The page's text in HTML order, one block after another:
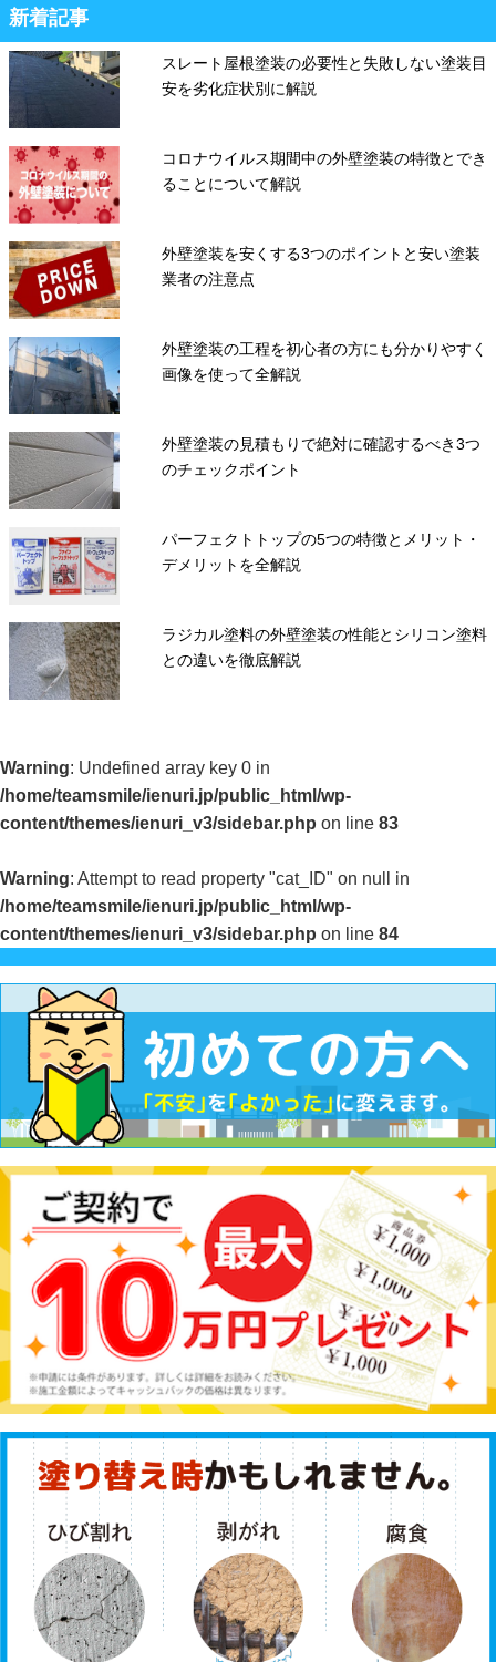
新着記事
スレート屋根塗装の必要性と失敗しない塗装目
安を劣化症状別に解説
コロナウイルス期間中の外壁塗装の特徴とでき
ることについて解説
外壁塗装を安くする3つのポイントと安い塗装
業者の注意点
外壁塗装の工程を初心者の方にも分かりやすく
画像を使って全解説
外壁塗装の見積もりで絶対に確認するべき3つ
のチェックポイント
パーフェクトトップの5つの特徴とメリット・
デメリットを全解説
ラジカル塗料の外壁塗装の性能とシリコン塗料
との違いを徹底解説
Warning: Undefined array key 0 in
/home/teamsmile/ienuri.jp/public_html/wp-
content/themes/ienuri_v3/sidebar.php on line 83
Warning: Attempt to read property "cat_ID" on null in
/home/teamsmile/ienuri.jp/public_html/wp-
content/themes/ienuri_v3/sidebar.php on line 84